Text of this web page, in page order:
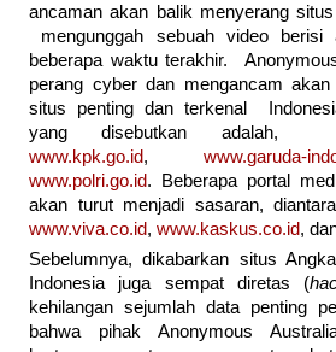
ancaman akan balik menyerang
mengunggah sebuah video berisi
beberapa waktu terakhir.
perang cyber dan mengancam akan
situs penting dan terkenal
yang disebutkan adalah,
www.kpk.go.id, www.garuda-
www.polri.go.id. Beberapa portal
akan turut menjadi sasaran,
www.viva.co.id, www.kaskus.co.id,
Sebelumnya, dikabarkan situs
Indonesia juga sempat diretas (
kehilangan sejumlah data penting
bahwa pihak Anonymous